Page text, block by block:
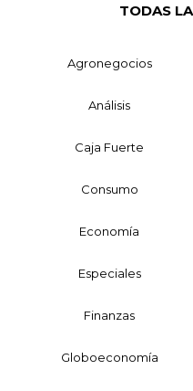
TODAS
Agronegocios
Análisis
Caja Fuerte
Consumo
Economía
Especiales
Finanzas
Globoeconomía